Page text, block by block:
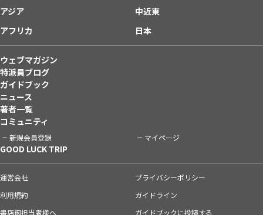
アジア
中近東
アフリカ
日本
ウェブマガジン
特派員ブログ
ガイドブック
ニュース
著者一覧
コミュニティ
新規会員登録 マイページ
GOOD LUCK TRIP
運営会社
プライバシーポリシー
利用規約
ガイドライン
書店御担当者様へ
ガイドブックに投稿する